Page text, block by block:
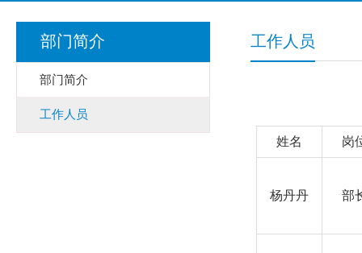
部门简介
部门简介
工作人员
工作人员
姓名 岗
杨丹丹 部